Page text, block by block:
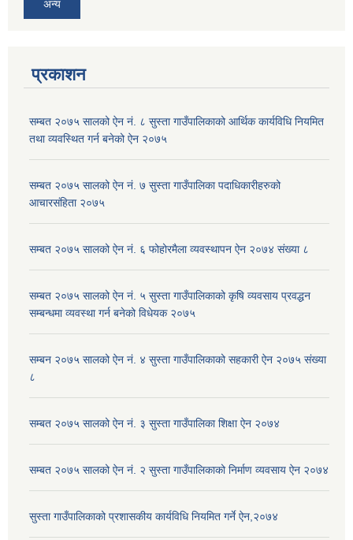
अन्य
प्रकाशन
सम्बत २०७५ सालको ऐन नं. ८ सुस्ता गाउँपालिकाको आर्थिक कार्यविधि नियमित
तथा व्यवस्थित गर्न बनेको ऐन २०७५
सम्बत २०७५ सालको ऐन नं. ७ सुस्ता गाउँपालिका पदाधिकारीहरुको
आचारसंहिता २०७५
सम्बत २०७५ सालको ऐन नं. ६ फोहोरमैला व्यवस्थापन ऐन २०७४ संख्या ८
सम्बत २०७५ सालको ऐन नं. ५ सुस्ता गाउँपालिकाको कृषि व्यवसाय प्रवद्धन
सम्बन्धमा व्यवस्था गर्न बनेको विधेयक २०७५
सम्बन २०७५ सालको ऐन नं. ४ सुस्ता गाउँपालिकाको सहकारी ऐन २०७५ संख्या
८
सम्बत २०७५ सालको ऐन नं. ३ सुस्ता गाउँपालिका शिक्षा ऐन २०७४
सम्बत २०७५ सालको ऐन नं. २ सुस्ता गाउँपालिकाको निर्माण व्यवसाय ऐन २०७४
सुस्ता गाउँपालिकाको प्रशासकीय कार्यविधि नियमित गर्ने ऐन,२०७४